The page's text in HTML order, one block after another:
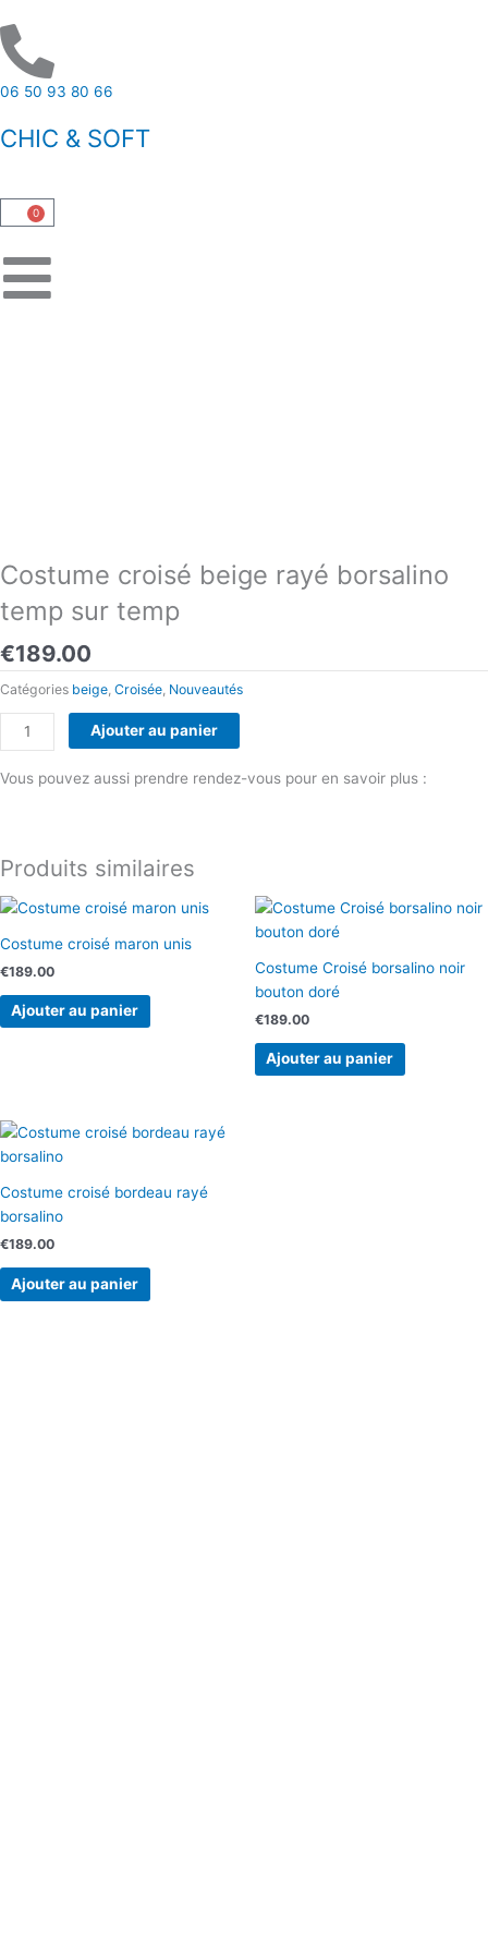
au
contenu
06 50 93 80 66
CHIC & SOFT
0
Panier
Costume croisé beige rayé borsalino
temp sur temp
€189.00
Catégories beige Croisée Nouveautés
quantité
de
Costume
borsalino
sur
temp
Ajouter au panier
Vous pouvez aussi prendre rendez-vous pour en savoir plus :
Produits similaires
Costume croisé maron unis
€189.00
Ajouter au panier
Costume Croisé borsalino noir
bouton doré
€189.00
Ajouter au panier
Costume croisé bordeau rayé
borsalino
€189.00
Ajouter au panier